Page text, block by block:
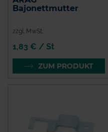
Bajonettmutter
zzgl. MwSt.
1,83 € / St
ZUM PRODUKT